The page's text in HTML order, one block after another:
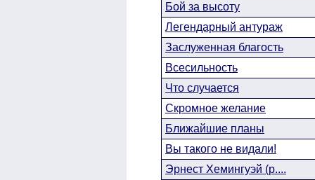
Бой за высоту
Легендарный антураж
Заслуженная благость
Всесильность
Что случается
Скромное желание
Ближайшие планы
Вы такого не видали!
Эрнест Хемингуэй (р....